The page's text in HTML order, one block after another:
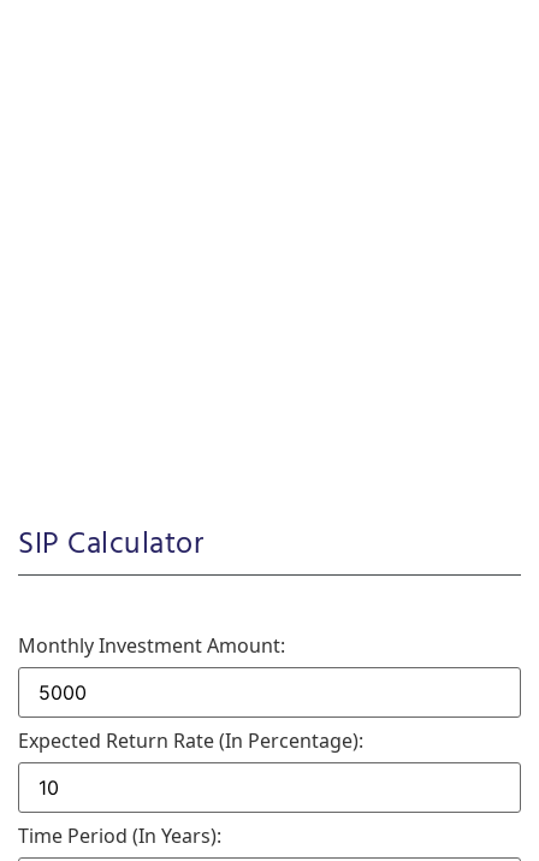
SIP Calculator
Monthly Investment Amount:
Expected Return Rate (in Percentage):
Time Period (in Years):